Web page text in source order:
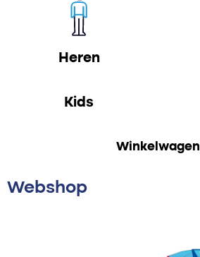
Heren
Kids
Winkelwagen
Webshop